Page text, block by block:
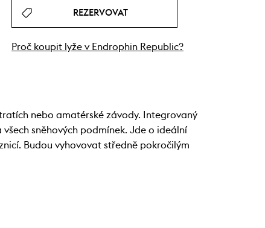
REZERVOVAT
Proč koupit lyže v Endrophin Republic?
nebo amatérské závody. Integrovaný
sněhových podmínek. Jde o ideální
Budou vyhovovat středně pokročilým